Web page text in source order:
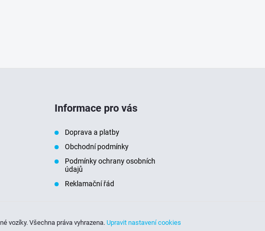
Informace pro vás
Doprava a platby
Obchodní podmínky
Podmínky ochrany osobních
údajů
Reklamační řád
vozíky. Všechna práva vyhrazena. Upravit nastavení cookies